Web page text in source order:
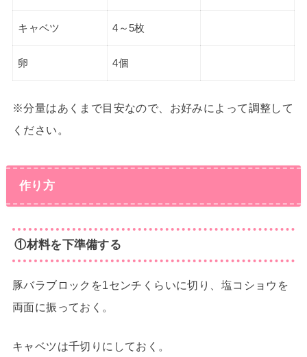
キャベツ 4～5枚
卵 4個
※分量はあくまで目安なので、お好みによって調整して
ください。
作り方
①材料を下準備する
豚バラブロックを1センチくらいに切り、塩コショウを
両面に振っておく。
キャベツは千切りにしておく。